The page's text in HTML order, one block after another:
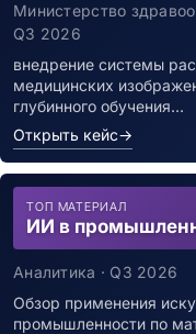
Министерство
Q3 2026
внедрение системы
медицинских
глубинного обучения…
Открыть кейс→
ТОП МАТЕРИАЛ
ИИ в
Аналитика · Q3 2026
Обзор применения
промышленности по